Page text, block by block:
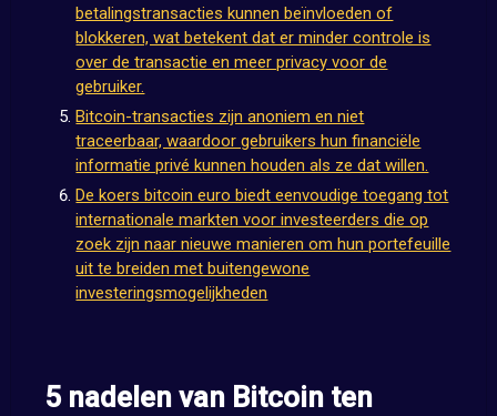
betalingstransacties kunnen beïnvloeden of
blokkeren, wat betekent dat er minder controle is
over de transactie en meer privacy voor de
gebruiker.
Bitcoin-transacties zijn anoniem en niet
traceerbaar, waardoor gebruikers hun financiële
informatie privé kunnen houden als ze dat willen.
De koers bitcoin euro biedt eenvoudige toegang tot
internationale markten voor investeerders die op
zoek zijn naar nieuwe manieren om hun portefeuille
uit te breiden met buitengewone
investeringsmogelijkheden
5 nadelen van Bitcoin ten